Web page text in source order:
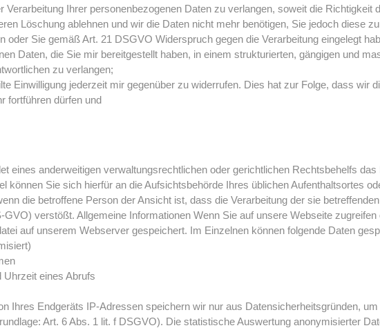
Ihrer personenbezogenen Daten zu verlangen, soweit die Richtigkeit
Löschung ablehnen und wir die Daten nicht mehr benötigen, Sie jedoch diese
oder Sie gemäß Art. 21 DSGVO Widerspruch gegen die Verarbeitung eingelegt
Daten, die Sie mir bereitgestellt haben, in einem strukturierten, gängigen und
zu verlangen;
Einwilligung jederzeit mir gegenüber zu widerrufen. Dies hat zur Folge, dass wir
fortführen dürfen und
eines anderweitigen verwaltungsrechtlichen oder gerichtlichen Rechtsbehelfs
können Sie sich hierfür an die Aufsichtsbehörde Ihres üblichen Aufenthaltsortes
die betroffene Person der Ansicht ist, dass die Verarbeitung der sie
verstößt. Allgemeine Informationen Wenn Sie auf unsere Webseite
auf unserem Webserver gespeichert. Im Einzelnen können folgende Daten
Uhrzeit eines Abrufs
Ihres Endgeräts IP-Adressen speichern wir nur aus Datensicherheitsgründen,
Art. 6 Abs. 1 lit. f DSGVO). Die statistische Auswertung anonymisierter